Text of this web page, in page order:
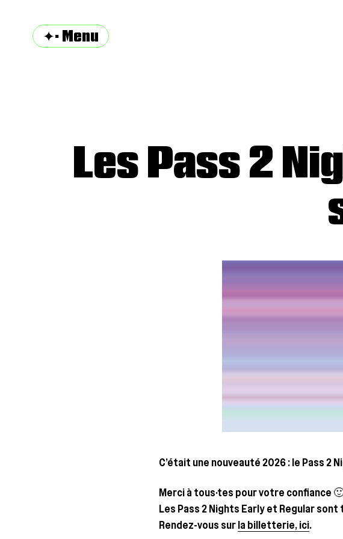
✦· Menu
Les Pass 2
C’é­tait une nou­veau­té 2026 : le Pass 2
Mer­ci à tous·tes pour votre confiance
Les Pass 2 Nights Ear­ly et Regu­lar
Ren­dez-vous surla billet­te­rie, ici.